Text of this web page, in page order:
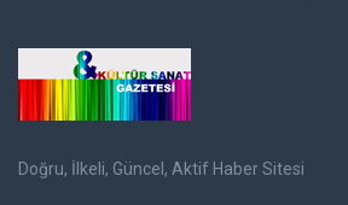
Doğru, İlkeli, Güncel, Aktif Haber Sitesi